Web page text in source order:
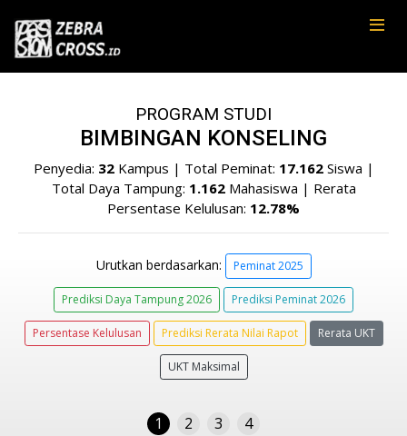
PROGRAM STUDI
BIMBINGAN KONSELING
Penyedia: 32Kampus | Total Peminat: 17.162Siswa |
Total Daya Tampung: 1.162Mahasiswa | Rerata
Persentase Kelulusan: 12.78%
Urutkan berdasarkan: Peminat 2025
Prediksi Daya Tampung 2026 Prediksi Peminat 2026
Persentase Kelulusan Prediksi Rerata Nilai Rapot Rerata UKT
UKT Maksimal
1 2 3 4